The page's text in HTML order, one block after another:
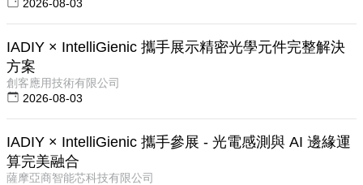
2026-08-03
IADIY × IntelliGienic 攜手展示精密光學元件完整解決
方案
創客應用技術有限公司
2026-08-03
IADIY × IntelliGienic 攜手參展 - 光電感測與 AI 邊緣運
算完美融合
薩摩亞商智能芯科技有限公司